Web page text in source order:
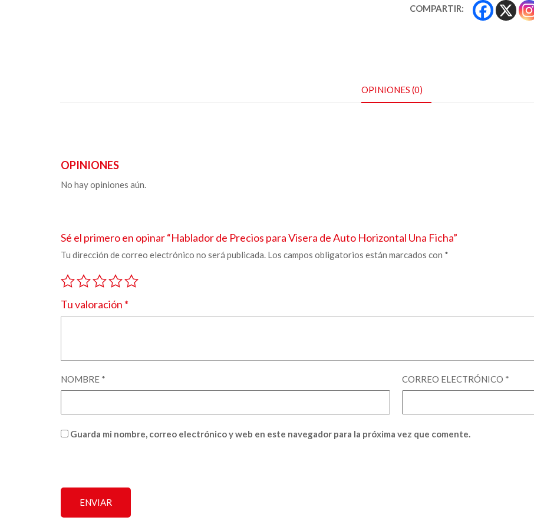
COMPARTIR:
OPINIONES (0)
OPINIONES
No hay opiniones aún.
Sé el primero en opinar “Hablador de Precios para Visera de Auto Horizontal Una Ficha”
Tu dirección de correo electrónico no será publicada. Los campos obligatorios están marcados con *
Tu valoración *
NOMBRE * CORREO ELECTRÓNICO *
Guarda mi nombre, correo electrónico y web en este navegador para la próxima vez que comente.